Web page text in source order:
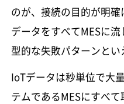
のが、接続の目的が明
データをすべてMESに
型的な失敗パターンとい
IoTデータは秒単位で大
テムであるMESにすべ